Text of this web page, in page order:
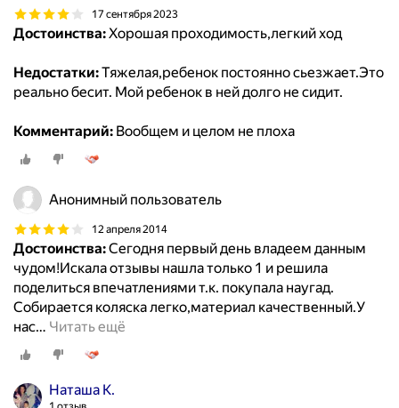
17 сентября 2023
Достоинства:Хорошая проходимость,легкий ход
Недостатки:Тяжелая,ребенок постоянно сьезжает.Это
реально бесит. Мой ребенок в ней долго не сидит.
Комментарий: Вообщем и целом не плоха
Анонимный пользователь
12 апреля 2014
Достоинства:Сегодня первый день владеем данным
чудом!Искала отзывы нашла только 1 и решила
поделиться впечатлениями т.к. покупала наугад.
Собирается коляска легко,материал качественный.У
нас… Читать ещё
Наташа К.